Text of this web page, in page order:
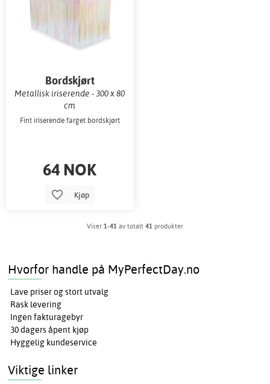
Bordskjørt
Metallisk iriserende - 300 x 80
cm
Fint iriserende farget bordskjørt
64 NOK
Kjøp
Viser 1-41 av totalt 41 produkter
Hvorfor handle på MyPerfectDay.no
Lave priser og stort utvalg
Rask levering
Ingen fakturagebyr
30 dagers åpent kjøp
Hyggelig kundeservice
Viktige linker